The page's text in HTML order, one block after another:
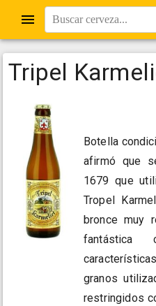
Buscar cerveza...
Tripel
Botella
afirmó que
1679 que
Tropel
bronce muy
fantástica
granos
restringidos